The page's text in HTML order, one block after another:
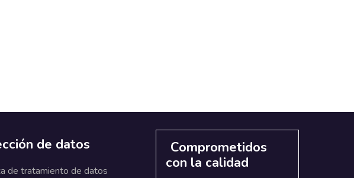
de datos
de tratamiento de datos
Comprometidos
con la calidad